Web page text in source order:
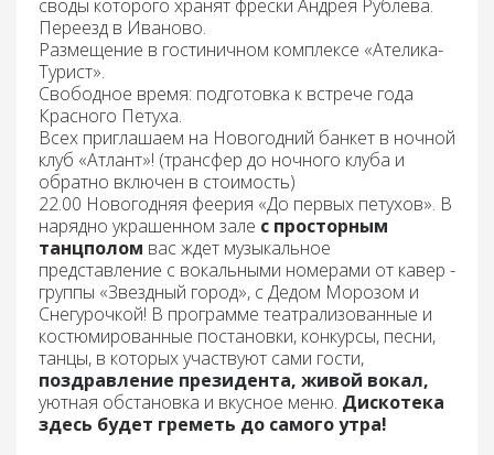
своды которого хранят фрески Андрея Рублева.
Переезд в Иваново.
Размещение в гостиничном комплексе «Ателика-
Турист».
Свободное время: подготовка к встрече года
Красного Петуха.
Всех приглашаем на Новогодний банкет в ночной
клуб «Атлант»! (трансфер до ночного клуба и
обратно включен в стоимость)
22.00 Новогодняя феерия «До первых петухов». В
нарядно украшенном зале с просторным
танцполом вас ждет музыкальное
представление с вокальными номерами от кавер -
группы «Звездный город», с Дедом Морозом и
Снегурочкой! В программе театрализованные и
костюмированные постановки, конкурсы, песни,
танцы, в которых участвуют сами гости,
поздравление президента, живой вокал,
уютная обстановка и вкусное меню. Дискотека
здесь будет греметь до самого утра!